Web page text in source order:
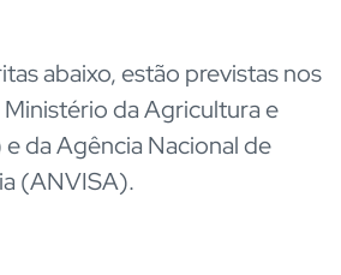
abaixo, estão previstas nos
da Agricultura e
da Agência Nacional de
(ANVISA).